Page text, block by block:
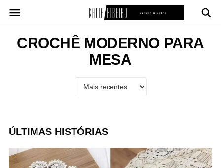
para
conteúdoCROCHÊ MODERNO PARA
MESA
ÚLTIMAS HISTÓRIAS